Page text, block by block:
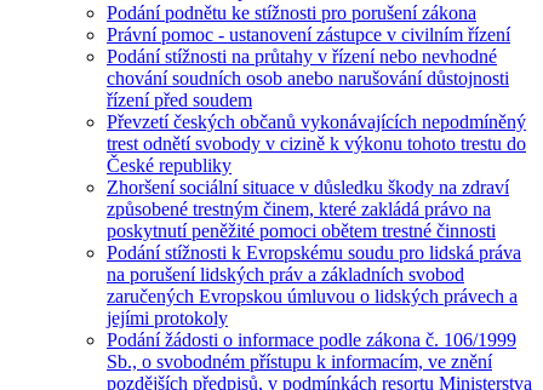
Podání podnětu ke stížnosti pro porušení zákona
Právní pomoc - ustanovení zástupce v civilním řízení
Podání stížnosti na průtahy v řízení nebo nevhodné
chování soudních osob anebo narušování důstojnosti
řízení před soudem
Převzetí českých občanů vykonávajících nepodmíněný
trest odnětí svobody v cizině k výkonu tohoto trestu do
České republiky
Zhoršení sociální situace v důsledku škody na zdraví
způsobené trestným činem, které zakládá právo na
poskytnutí peněžité pomoci obětem trestné činnosti
Podání stížnosti k Evropskému soudu pro lidská práva
na porušení lidských práv a základních svobod
zaručených Evropskou úmluvou o lidských právech a
jejími protokoly
Podání žádosti o informace podle zákona č. 106/1999
Sb., o svobodném přístupu k informacím, ve znění
pozdějších předpisů, v podmínkách resortu Ministerstva